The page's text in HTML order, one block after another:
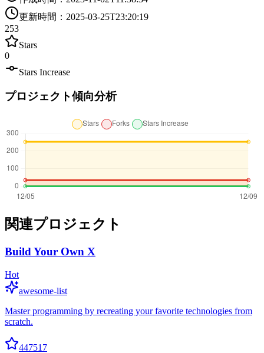
更新時間 ： 2025-03-25T23:20:19
253
Stars
0
Stars Increase
プロジェクト傾向分析
関連プロジェクト
Build Your Own X
Hot
awesome-list
Master programming by recreating your favorite technologies from
scratch.
447517